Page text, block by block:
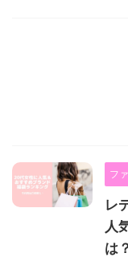
フ
レ
人
は